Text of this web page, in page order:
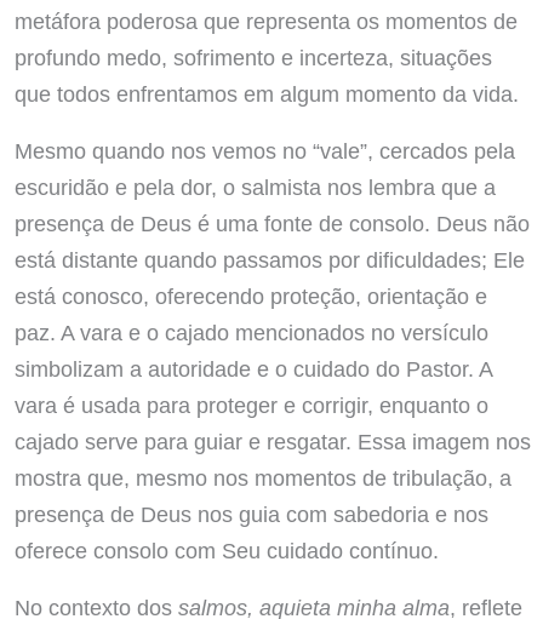
metáfora poderosa que representa os momentos de
profundo medo, sofrimento e incerteza, situações
que todos enfrentamos em algum momento da vida.
Mesmo quando nos vemos no “vale”, cercados pela
escuridão e pela dor, o salmista nos lembra que a
presença de Deus é uma fonte de consolo. Deus não
está distante quando passamos por dificuldades; Ele
está conosco, oferecendo proteção, orientação e
paz. A vara e o cajado mencionados no versículo
simbolizam a autoridade e o cuidado do Pastor. A
vara é usada para proteger e corrigir, enquanto o
cajado serve para guiar e resgatar. Essa imagem nos
mostra que, mesmo nos momentos de tribulação, a
presença de Deus nos guia com sabedoria e nos
oferece consolo com Seu cuidado contínuo.
No contexto dos salmos, aquieta minha alma, reflete